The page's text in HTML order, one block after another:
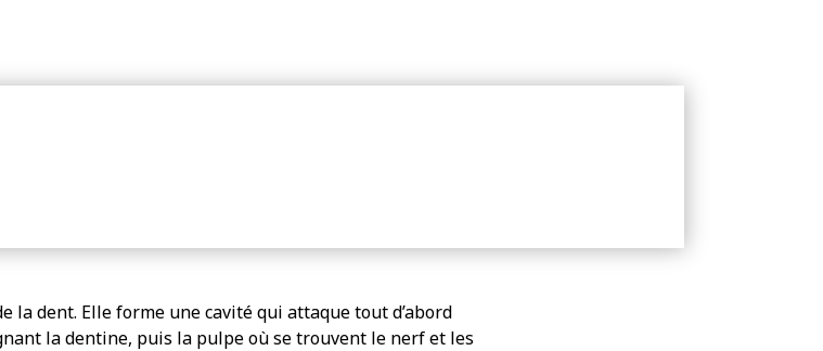
la dent. Elle forme une cavité qui attaque tout d’abord
la dentine, puis la pulpe où se trouvent le nerf et les